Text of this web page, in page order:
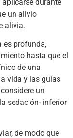
durante
un alivio
alivia.
es profunda,
hasta que el
de una
vida y las guías
un
sedación- inferior
de modo que